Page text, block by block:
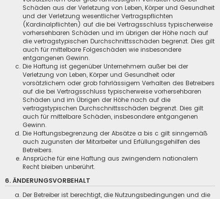
Schäden aus der Verletzung von Leben, Körper und Gesundheit
und der Verletzung wesentlicher Vertragspflichten
(Kardinalpflichten) auf die bei Vertragsschluss typischerweise
vorhersehbaren Schäden und im übrigen der Höhe nach auf
die vertragstypischen Durchschnittsschäden begrenzt. Dies gilt
auch für mittelbare Folgeschäden wie insbesondere
entgangenen Gewinn.
Die Haftung ist gegenüber Unternehmern außer bei der
Verletzung von Leben, Körper und Gesundheit oder
vorsätzlichem oder grob fahrlässigem Verhalten des Betreibers
auf die bei Vertragsschluss typischerweise vorhersehbaren
Schäden und im Übrigen der Höhe nach auf die
vertragstypischen Durchschnittsschäden begrenzt. Dies gilt
auch für mittelbare Schäden, insbesondere entgangenen
Gewinn.
Die Haftungsbegrenzung der Absätze a bis c gilt sinngemäß
auch zugunsten der Mitarbeiter und Erfüllungsgehilfen des
Betreibers.
Ansprüche für eine Haftung aus zwingendem nationalem
Recht bleiben unberührt.
6. ÄNDERUNGSVORBEHALT
Der Betreiber ist berechtigt, die Nutzungsbedingungen und die